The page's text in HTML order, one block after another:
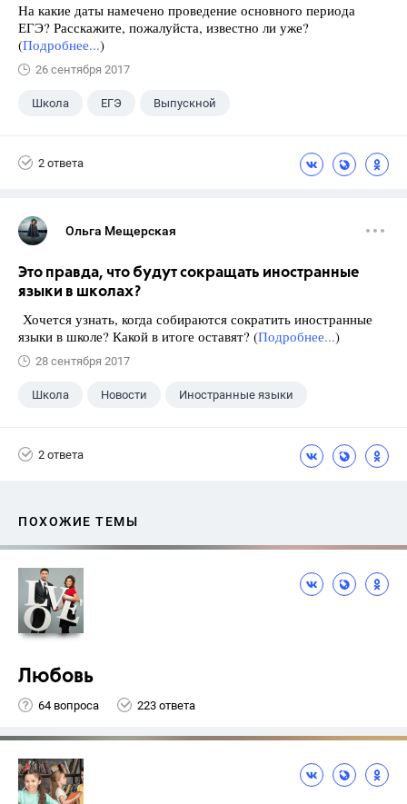
На какие даты намечено проведение основного периода
ЕГЭ? Расскажите, пожалуйста, известно ли уже?
(Подробнее...)
26 сентября 2017
Школа ЕГЭ Выпускной
2 ответа
Ольга Мещерская
Это правда, что будут сокращать иностранные
языки в школах?
Хочется узнать, когда собираются сократить иностранные
языки в школе? Какой в итоге оставят? (Подробнее...)
28 сентября 2017
Школа Новости Иностранные языки
2 ответа
ПОХОЖИЕ ТЕМЫ
Любовь
64 вопроса 223 ответа